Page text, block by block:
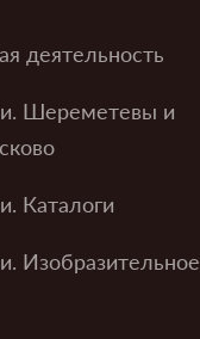
деятельность
Шереметевы и
Каталоги
Изобразительное